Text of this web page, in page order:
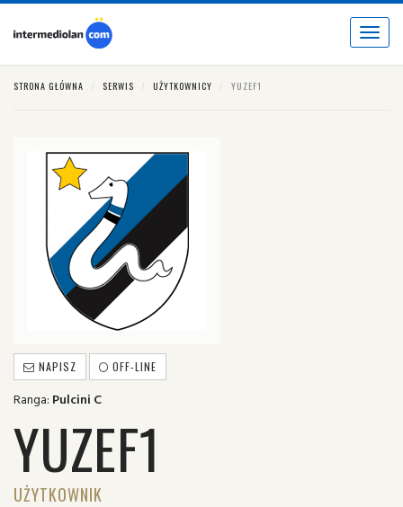
Toggle
STRONA GŁÓWNA SERWIS UŻYTKOWNICY YUZEF1
NAPISZ OFF-LINE
Ranga: Pulcini C
YUZEF1
UŻYTKOWNIK